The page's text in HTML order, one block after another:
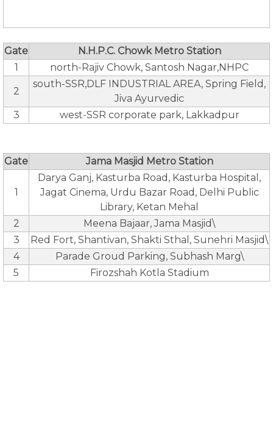
Gate
N.H.P.C. Chowk Metro Station
1
north-Rajiv Chowk, Santosh Nagar,NHPC
2
south-SSR,DLF INDUSTRIAL AREA, Spring Field,
Jiva Ayurvedic
3
west-SSR corporate park, Lakkadpur
Gate Jama Masjid Metro Station
1
Darya Ganj, Kasturba Road, Kasturba Hospital,
Jagat Cinema, Urdu Bazar Road, Delhi Public
Library, Ketan Mehal
2
Meena Bajaar, Jama Masjid\
3
Red Fort, Shantivan, Shakti Sthal, Sunehri Masjid\
4
Parade Groud Parking, Subhash Marg\
5
Firozshah Kotla Stadium